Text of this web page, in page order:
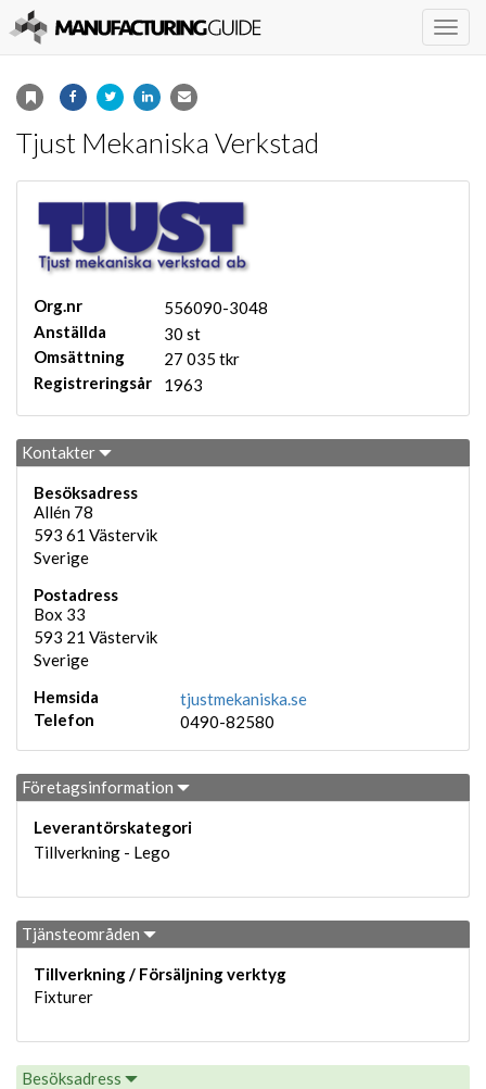
Tjust Mekaniska Verkstad
Org.nr
556090-3048
Anställda
30 st
Omsättning
27 035 tkr
Registreringsår
1963
Kontakter
Besöksadress
Allén 78
593 61 Västervik
Sverige
Postadress
Box 33
593 21 Västervik
Sverige
Hemsida
tjustmekaniska.se
Telefon
0490-82580
Företagsinformation
Leverantörskategori
Tillverkning - Lego
Tjänsteområden
Tillverkning / Försäljning verktyg
Fixturer
Besöksadress